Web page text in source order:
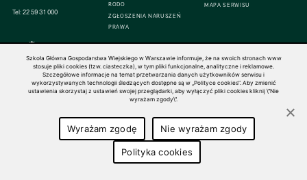
Tel:22 59 31 000
RODO
ZGŁOSZENIA NARUSZEŃ
PRAWA
MAPA SERWISU
© 1816–2026 SGGW — ALL RIGHTS RESERVED
Szkoła Główna Gospodarstwa Wiejskiego w Warszawie informuje, że na swoich stronach www
stosuje pliki cookies (tzw. ciasteczka), w tym pliki funkcjonalne, analityczne i reklamowe.
Szczegółowe informacje na temat przetwarzania danych użytkowników serwisu i
wykorzystywanych technologii śledzących dostępne są w „Polityce cookies”. Aby zmienić
ustawienia skorzystaj z ustawień swojej przeglądarki, aby wyłączyć pliki cookies kliknij \"Nie
wyrażam zgody\".
Wyrażam zgodę Nie wyrażam zgody
Polityka cookies